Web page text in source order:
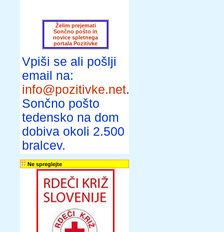
Želim prejemati
Sončno pošto in
novice spletnega
portala Pozitivke
Vpiši se ali pošlji
email na:
info@pozitivke.net.
Sončno pošto
tedensko na dom
dobiva okoli 2.500
bralcev.
Ne spreglejte